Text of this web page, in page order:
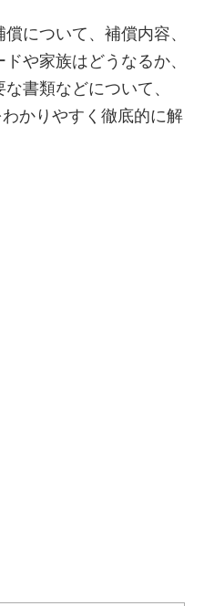
について、補償内容、
や家族はどうなるか、
書類などについて、
かりやすく徹底的に解